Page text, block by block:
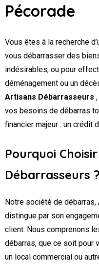
Pécorade
Vous êtes à la recherche
vous débarrasser des
indésirables, ou pour
déménagement ou un
Artisans Débarrasseurs
vos besoins de débarras
financier majeur : un crédit
Pourquoi
Débarrasseurs ?
Notre société de débarras,
distingue par son
client. Nous comprenons
débarras, que ce soit pour
un local commercial ou